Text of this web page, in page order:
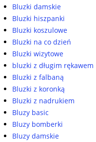
Bluzki damskie
Bluzki hiszpanki
Bluzki koszulowe
Bluzki na co dzień
Bluzki wizytowe
bluzki z długim rękawem
Bluzki z falbaną
Bluzki z koronką
Bluzki z nadrukiem
Bluzy basic
Bluzy bomberki
Bluzy damskie